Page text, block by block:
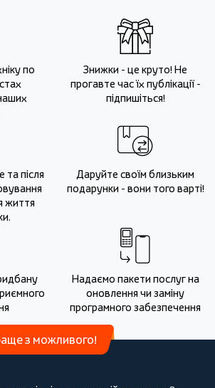
по
Знижки - це круто! Не
прогавте час їх публікації -
підпишіться!
та після
життя
Даруйте своїм близьким
подарунки - вони того варті!
Надаємо пакети послуг на
оновлення чи заміну
програмного забезпечення
з можливого!